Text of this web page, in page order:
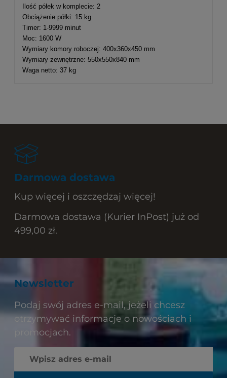
Ilość półek w komplecie: 2
Obciążenie półki: 15 kg
Timer: 1-9999 minut
Moc: 1600 W
Wymiary komory roboczej: 400x360x450 mm
Wymiary zewnętrzne: 550x550x840 mm
Waga netto: 37 kg
Darmowa dostawa
Kup więcej i oszczędzaj więcej!
Darmowa dostawa (Kurier InPost) już od
499,00 zł.
Newsletter
Podaj swój adres e-mail, jeżeli chcesz
otrzymywać informacje o nowościach i
promocjach.